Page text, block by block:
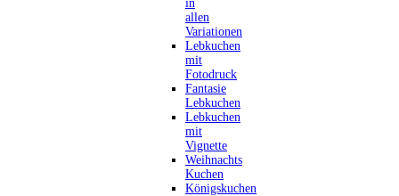
in
allen
Variationen
Lebkuchen
mit
Fotodruck
Fantasie
Lebkuchen
Lebkuchen
mit
Vignette
Weihnachts
Kuchen
Königskuchen